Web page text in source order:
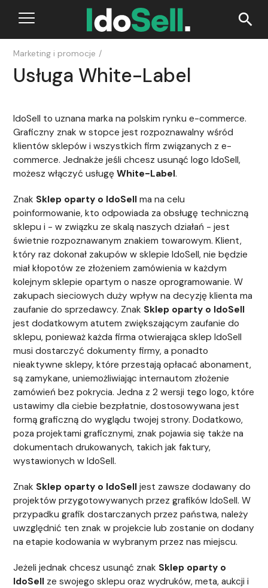
search
Marketing i promocje /
Usługa White-Label
IdoSell to uznana marka na polskim rynku e-commerce.
Graficzny znak w stopce jest rozpoznawalny wśród
klientów sklepów i wszystkich firm związanych z e-
commerce. Jednakże jeśli chcesz usunąć logo IdoSell,
możesz włączyć usługęWhite-Label.
Znak Sklep oparty o IdoSell ma na celu
poinformowanie, kto odpowiada za obsługę techniczną
sklepu i - w związku ze skalą naszych działań - jest
świetnie rozpoznawanym znakiem towarowym. Klient,
który raz dokonał zakupów w sklepie IdoSell, nie będzie
miał kłopotów ze złożeniem zamówienia w każdym
kolejnym sklepie opartym o nasze oprogramowanie. W
zakupach sieciowych duży wpływ na decyzję klienta ma
zaufanie do sprzedawcy. Znak Sklep oparty o IdoSell
jest dodatkowym atutem zwiększającym zaufanie do
sklepu, ponieważ każda firma otwierająca sklep IdoSell
musi dostarczyć dokumenty firmy, a ponadto
nieaktywne sklepy, które przestają opłacać abonament,
są zamykane, uniemożliwiając internautom złożenie
zamówień bez pokrycia. Jedna z 2 wersji tego logo, które
ustawimy dla ciebie bezpłatnie, dostosowywana jest
formą graficzną do wyglądu twojej strony. Dodatkowo,
poza projektami graficznymi, znak pojawia się także na
dokumentach drukowanych, takich jak faktury,
wystawionych w IdoSell.
Znak Sklep oparty o IdoSell jest zawsze dodawany do
projektów przygotowywanych przez grafików IdoSell. W
przypadku grafik dostarczanych przez państwa, należy
uwzględnić ten znak w projekcie lub zostanie on dodany
na etapie kodowania w wybranym przez nas miejscu.
Jeżeli jednak chcesz usunąć znak Sklep oparty o
IdoSell ze swojego sklepu oraz wydruków, meta, aukcji i